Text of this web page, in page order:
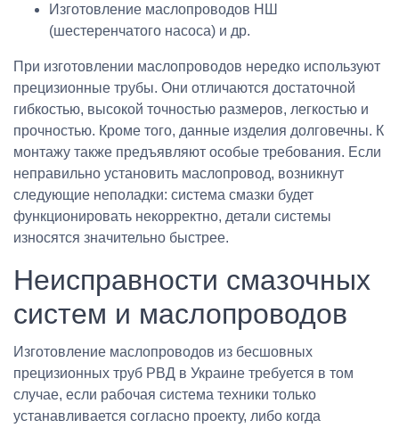
Изготовление маслопроводов НШ
(шестеренчатого насоса) и др.
При изготовлении маслопроводов нередко используют
прецизионные трубы. Они отличаются достаточной
гибкостью, высокой точностью размеров, легкостью и
прочностью. Кроме того, данные изделия долговечны. К
монтажу также предъявляют особые требования. Если
неправильно установить маслопровод, возникнут
следующие неполадки: система смазки будет
функционировать некорректно, детали системы
износятся значительно быстрее.
Неисправности смазочных
систем и маслопроводов
Изготовление маслопроводов из бесшовных
прецизионных труб РВД в Украине требуется в том
случае, если рабочая система техники только
устанавливается согласно проекту, либо когда